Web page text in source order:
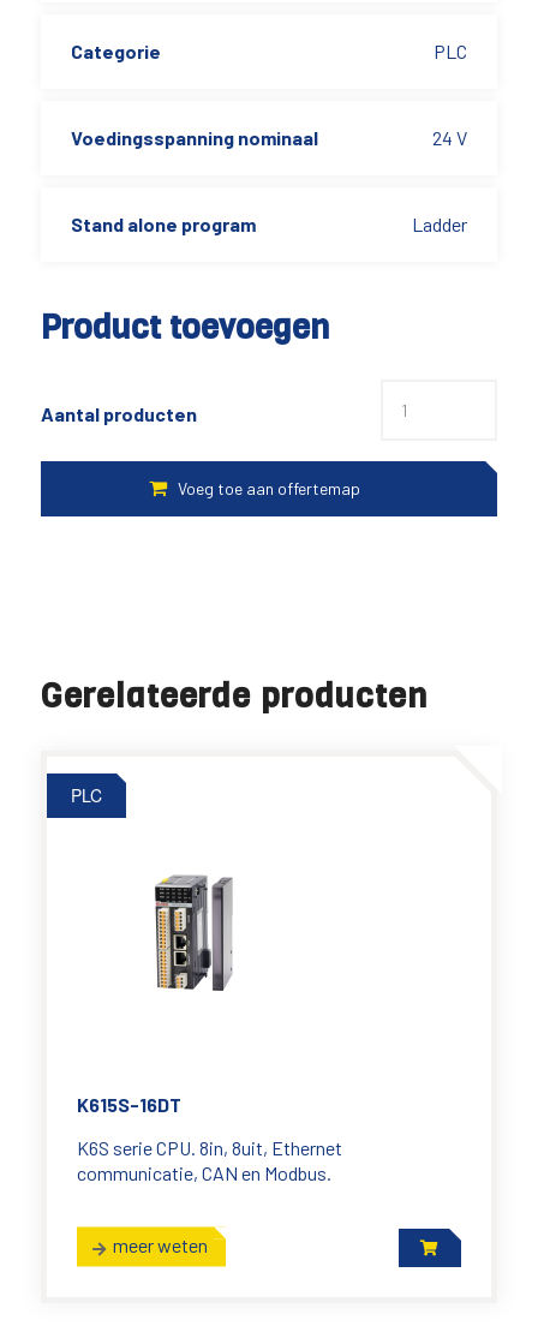
Product toevoegen
Aantal producten
Categorie PLC
Voedingsspanning nominaal 24 V
Stand alone program Ladder
Gerelateerde producten
PLC
K615S-16DT
K6S serie CPU. 8in, 8uit, Ethernet
communicatie, CAN en Modbus.
meer weten